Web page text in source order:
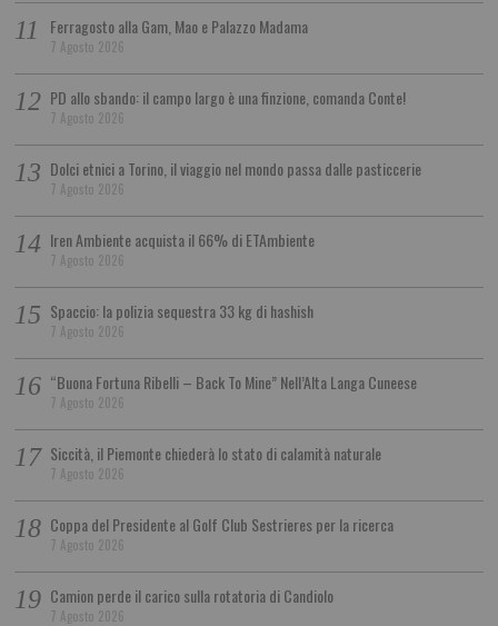
Ferragosto alla Gam, Mao e Palazzo Madama
7 Agosto 2026
PD allo sbando: il campo largo è una finzione, comanda Conte!
7 Agosto 2026
Dolci etnici a Torino, il viaggio nel mondo passa dalle pasticcerie
7 Agosto 2026
Iren Ambiente acquista il 66% di ETAmbiente
7 Agosto 2026
Spaccio: la polizia sequestra 33 kg di hashish
7 Agosto 2026
“Buona Fortuna Ribelli – Back To Mine” Nell’Alta Langa Cuneese
7 Agosto 2026
Siccità, il Piemonte chiederà lo stato di calamità naturale
7 Agosto 2026
Coppa del Presidente al Golf Club Sestrieres per la ricerca
7 Agosto 2026
Camion perde il carico sulla rotatoria di Candiolo
7 Agosto 2026